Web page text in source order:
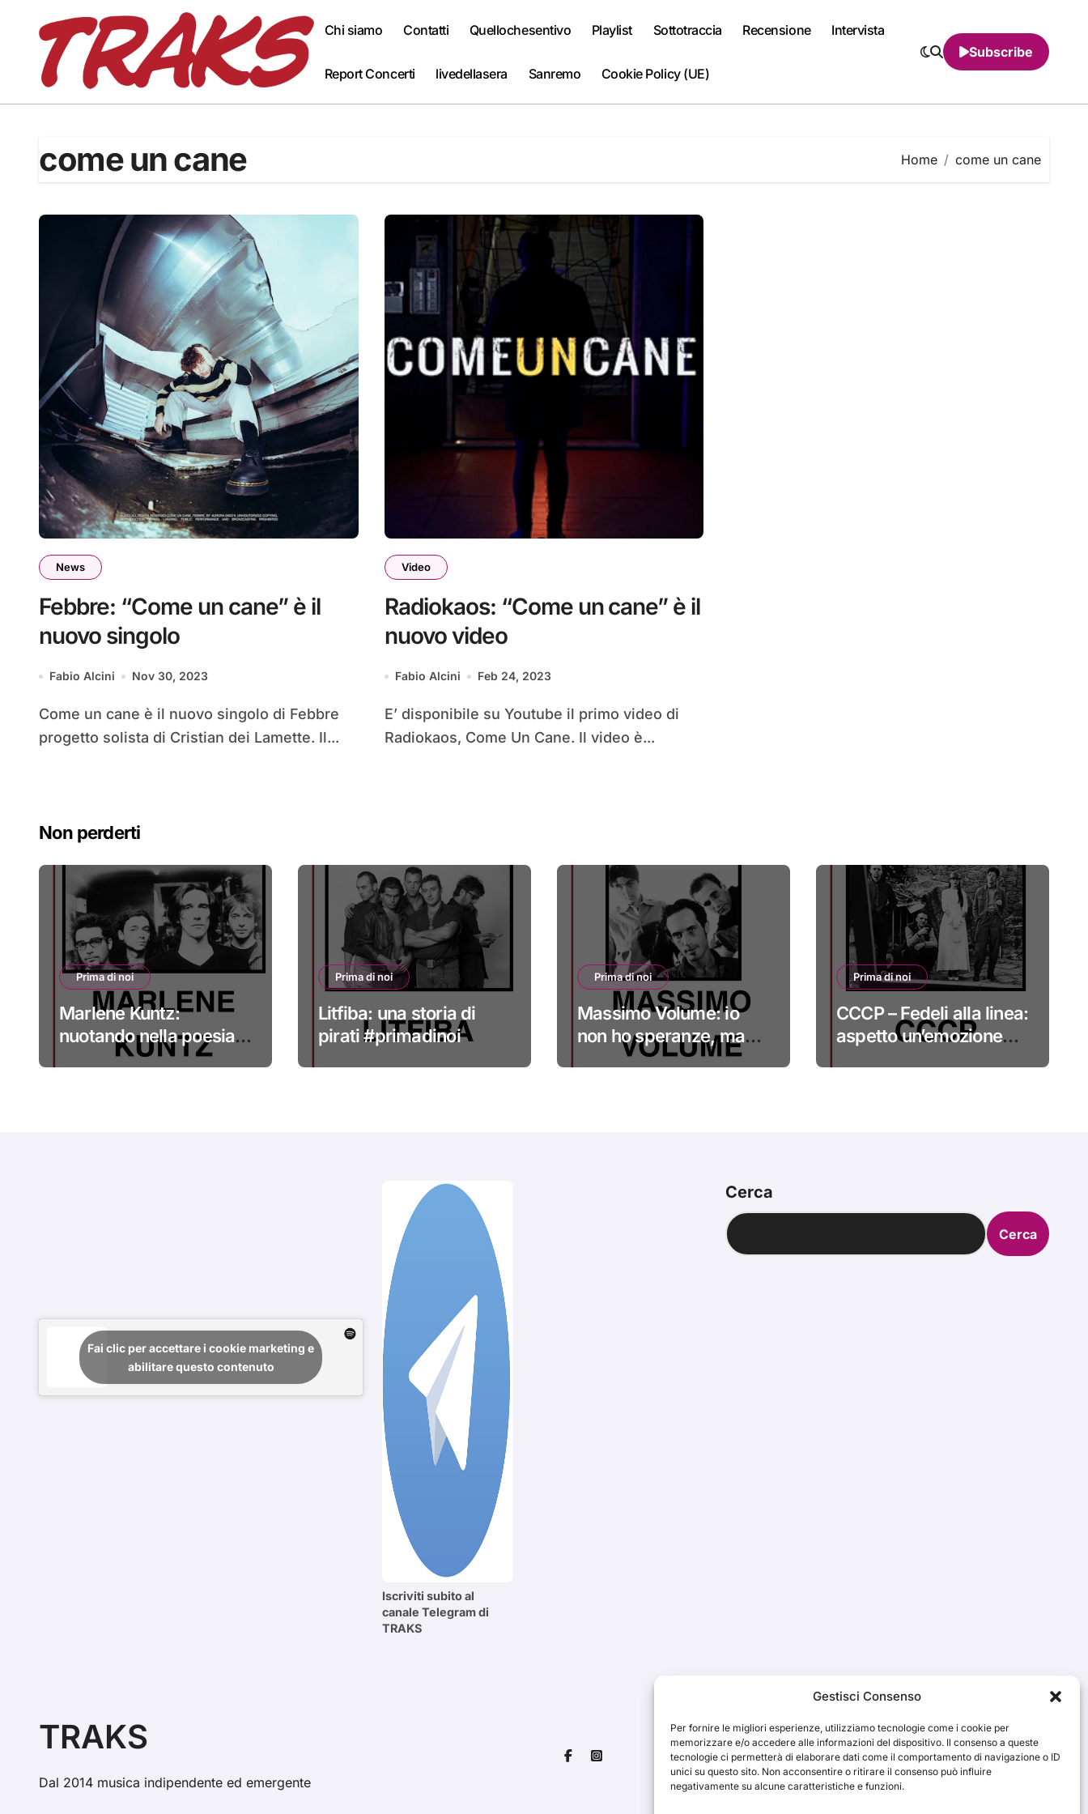
Gestisci Consenso
Per fornire le migliori esperienze, utilizziamo tecnologie come i cookie per
memorizzare e/o accedere alle informazioni del dispositivo. Il consenso a queste
tecnologie ci permetterà di elaborare dati come il comportamento di navigazione o ID
unici su questo sito. Non acconsentire o ritirare il consenso può influire
negativamente su alcune caratteristiche e funzioni.
content
Chi siamo Contatti Quellochesentivo Playlist Sottotraccia Recensione Intervista
Report Concerti livedellasera Sanremo Cookie Policy (UE)
Subscribe
come un cane Home come un cane
News
Febbre: “Come un cane” è il
nuovo singolo
Fabio Alcini Nov 30, 2023
Come un cane è il nuovo singolo di Febbre
progetto solista di Cristian dei Lamette. Il...
Video
Radiokaos: “Come un cane” è il
nuovo video
Fabio Alcini Feb 24, 2023
E’ disponibile su Youtube il primo video di
Radiokaos, Come Un Cane. Il video è...
Non perderti
Prima di noi
Marlene Kuntz:
nuotando nella poesia
#primadinoi
Prima di noi
Litfiba: una storia di
pirati #primadinoi
Prima di noi
Massimo Volume: io
non ho speranze, ma
credo nella cura
Prima di noi
CCCP – Fedeli alla linea:
aspetto un’emozione
Fai clic per accettare i cookie marketing e
abilitare questo contenuto
Iscriviti subito al
canale Telegram di
TRAKS
Cerca
Cerca
TRAKS
Dal 2014 musica indipendente ed emergente